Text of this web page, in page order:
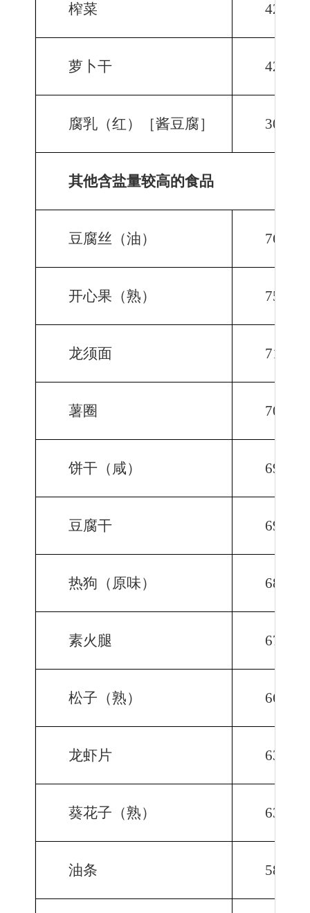
榨菜 4252.6
萝卜干 4203.0
腐乳（红）［酱豆腐］ 3091.0
其他含盐量较高的食品
豆腐丝（油） 769.4
开心果（熟） 756.4
龙须面 711.2
薯圈 701.6
饼干（咸） 697.2
豆腐干 690.2
热狗（原味） 684.0
素火腿 675.9
松子（熟） 666.0
龙虾片 639.5
葵花子（熟） 634.7
油条 585.2